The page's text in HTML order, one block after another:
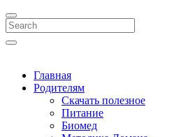
Search
Главная
Родителям
Скачать полезное
Питание
Биомед